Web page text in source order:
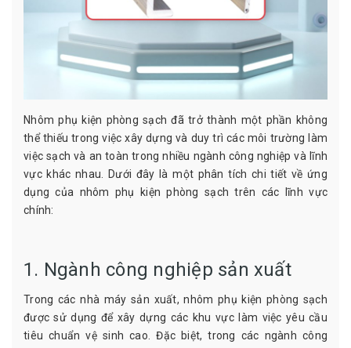
Nhôm phụ kiện phòng sạch đã trở thành một phần không
thể thiếu trong việc xây dựng và duy trì các môi trường làm
việc sạch và an toàn trong nhiều ngành công nghiệp và lĩnh
vực khác nhau. Dưới đây là một phân tích chi tiết về ứng
dụng của nhôm phụ kiện phòng sạch trên các lĩnh vực
chính:
1. Ngành công nghiệp sản xuất
Trong các nhà máy sản xuất, nhôm phụ kiện phòng sạch
được sử dụng để xây dựng các khu vực làm việc yêu cầu
tiêu chuẩn vệ sinh cao. Đặc biệt, trong các ngành công